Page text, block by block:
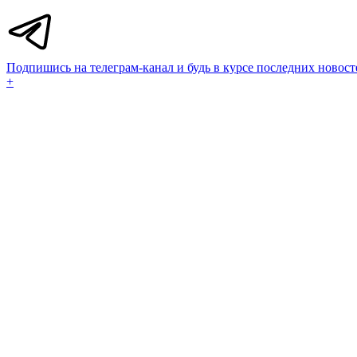
Подпишись на телеграм-канал и будь в курсе последних
+